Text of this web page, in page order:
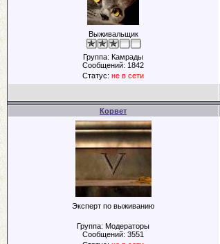
Выживальщик
Группа: Камрады
Сообщений: 1842
Статус: не в сети
Корвет
Эксперт по выживанию
Группа: Модераторы
Сообщений: 3551